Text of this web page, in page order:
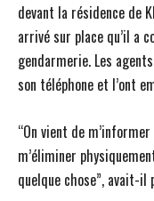
devant la résidence de
arrivé sur place qu’il a
gendarmerie. Les
son téléphone et l’ont
“On vient de
m’éliminer
quelque chose”, avait-